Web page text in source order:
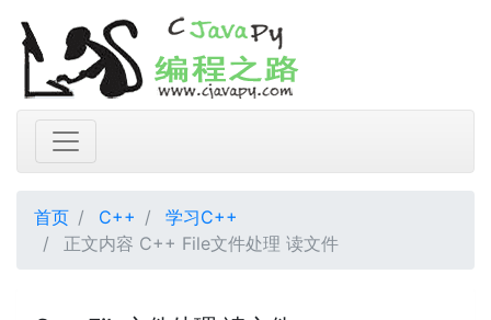
首页 C++
学习C++
正文内容 C++ File文件处理 读文件